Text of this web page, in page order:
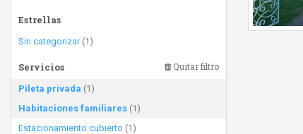
Estrellas
Sin categorizar(1)
Servicios Quitar filtro
Pileta privada (1)
Habitaciones familiares (1)
Estacionamiento cubierto (1)